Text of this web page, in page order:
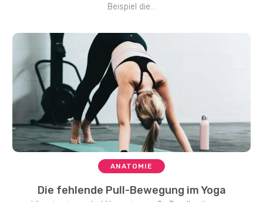
Beispiel die...
ANATOMIE
Die fehlende Pull-Bewegung im Yoga